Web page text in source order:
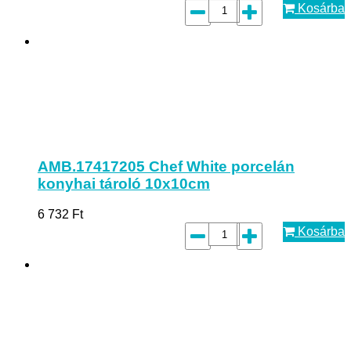
Kosárba
AMB.17417205 Chef White porcelán
konyhai tároló 10x10cm
6 732 Ft
Kosárba